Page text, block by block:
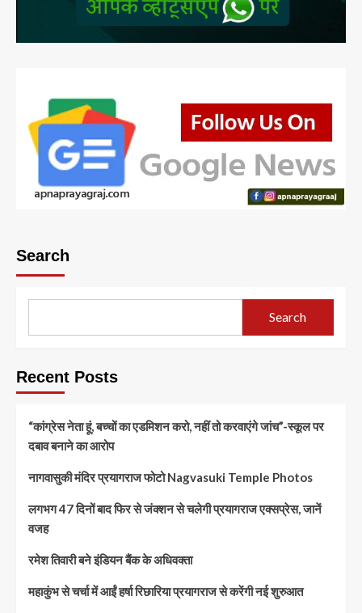
Search
Search
Recent Posts
“कांग्रेस नेता हूं, बच्चों का एडमिशन करो, नहीं तो करवाएंगे जांच”-स्कूल पर
दबाव बनाने का आरोप
नागवासुकी मंदिर प्रयागराज फोटो Nagvasuki Temple Photos
लगभग 47 दिनों बाद फिर से जंक्शन से चलेगी प्रयागराज एक्सप्रेस, जानें
वजह
रमेश तिवारी बने इंडियन बैंक के अधिवक्ता
महाकुंभ से चर्चा में आईं हर्षा रिछारिया प्रयागराज से करेंगी नई शुरुआत